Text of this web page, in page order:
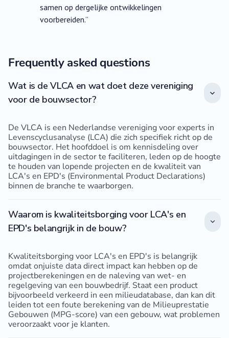
samen op dergelijke ontwikkelingen
voorbereiden.”
Frequently asked questions
Wat is de VLCA en wat doet deze vereniging
voor de bouwsector?
De VLCA is een Nederlandse vereniging voor experts in
Levenscyclusanalyse (LCA) die zich specifiek richt op de
bouwsector. Het hoofddoel is om kennisdeling over
uitdagingen in de sector te faciliteren, leden op de hoogte
te houden van lopende projecten en de kwaliteit van
LCA's en EPD's (Environmental Product Declarations)
binnen de branche te waarborgen.
Waarom is kwaliteitsborging voor LCA's en
EPD's belangrijk in de bouw?
Kwaliteitsborging voor LCA's en EPD's is belangrijk
omdat onjuiste data direct impact kan hebben op de
projectberekeningen en de naleving van wet- en
regelgeving van een bouwbedrijf. Staat een product
bijvoorbeeld verkeerd in een milieudatabase, dan kan dit
leiden tot een foute berekening van de Milieuprestatie
Gebouwen (MPG-score) van een gebouw, wat problemen
veroorzaakt voor je klanten.